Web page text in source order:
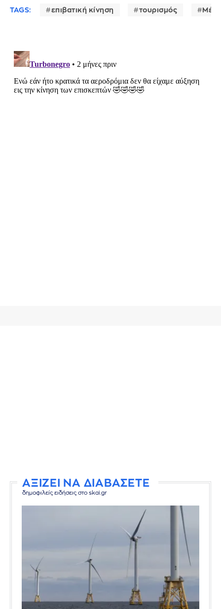
TAGS: επιβατική κίνηση τουρισμός
ΑΞΙΖΕΙ ΝΑ ΔΙΑΒΑΣΕΤΕ
δημοφιλείς ειδήσεις στο skai.gr